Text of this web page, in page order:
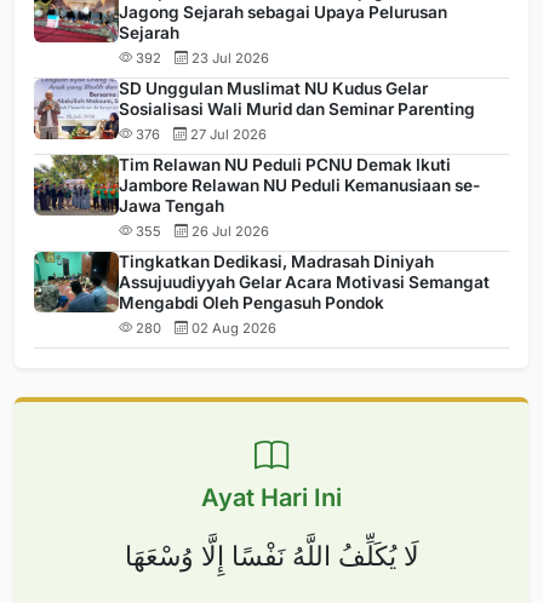
Jagong Sejarah sebagai Upaya Pelurusan
Sejarah
392 23 Jul 2026
SD Unggulan Muslimat NU Kudus Gelar
Sosialisasi Wali Murid dan Seminar Parenting
376 27 Jul 2026
Tim Relawan NU Peduli PCNU Demak Ikuti
Jambore Relawan NU Peduli Kemanusiaan se-
Jawa Tengah
355 26 Jul 2026
Tingkatkan Dedikasi, Madrasah Diniyah
Assujuudiyyah Gelar Acara Motivasi Semangat
Mengabdi Oleh Pengasuh Pondok
280 02 Aug 2026
Ayat Hari Ini
لَا يُكَلِّفُ اللَّهُ نَفْسًا إِلَّا وُسْعَهَا